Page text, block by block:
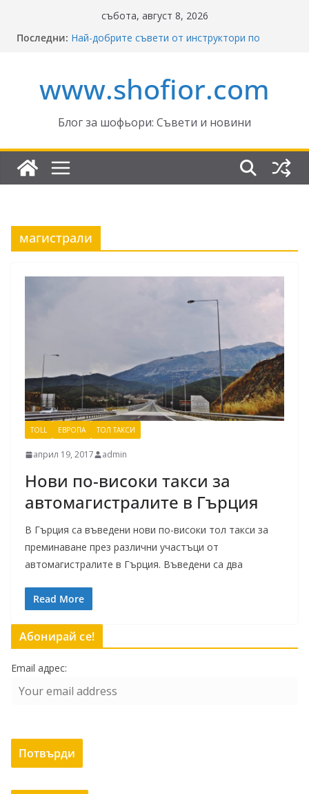
събота, август 8, 2026
Последни: Най-добрите съвети от инструктори по
пътищата на България – в сила от 2026
ВНИМАНИЕ: Франция криминализира
Отнемане на контролни точки – по колко и
Промени в Закона за пътищата 2025–2026:
Какво трябва да знаят шофьорите?
www.shofior.com
Блог за шофьори: Съвети и новини
магистрали
TOLL ЕВРОПА ТОЛ ТАКСИ
април 19, 2017 admin
Нови по-високи такси за
автомагистралите в Гърция
В Гърция са въведени нови по-високи тол такси за
преминаване през различни участъци от
автомагистралите в Гърция. Въведени са два
Read More
Абонирай се!
Email адрес: